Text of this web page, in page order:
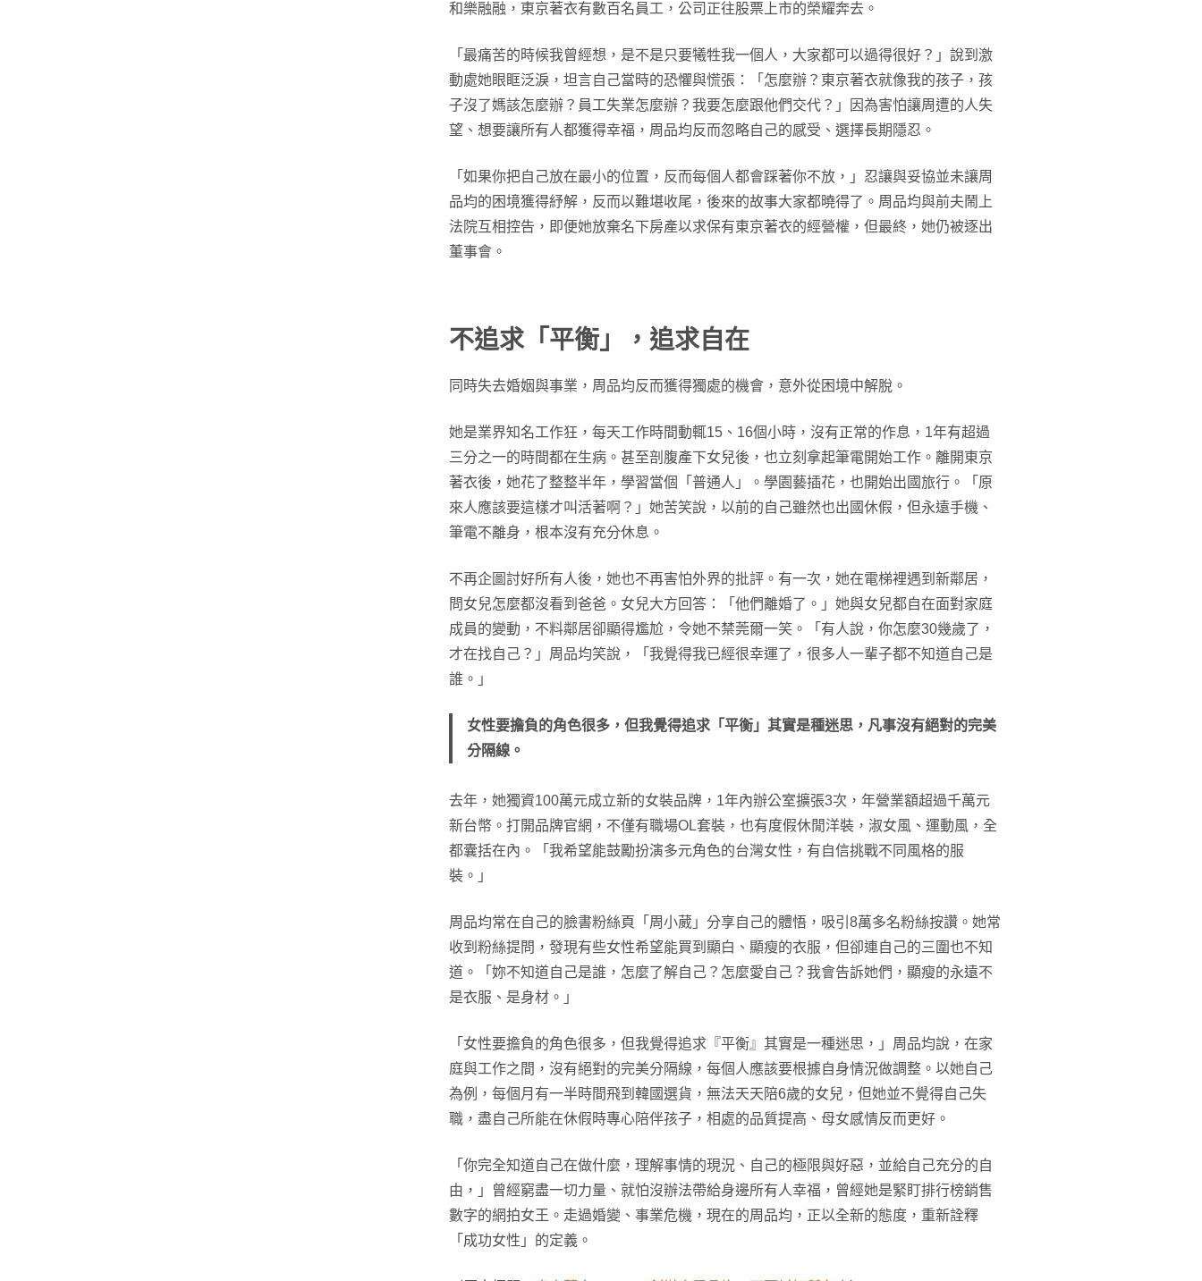
和樂融融，東京著衣有數百名員工，公司正往股票上市的榮耀奔去。
「最痛苦的時候我曾經想，是不是只要犧牲我一個人，大家都可以過得很好？」說到激
動處她眼眶泛淚，坦言自己當時的恐懼與慌張：「怎麼辦？東京著衣就像我的孩子，孩
子沒了媽該怎麼辦？員工失業怎麼辦？我要怎麼跟他們交代？」因為害怕讓周遭的人失
望、想要讓所有人都獲得幸福，周品均反而忽略自己的感受、選擇長期隱忍。
「如果你把自己放在最小的位置，反而每個人都會踩著你不放，」忍讓與妥協並未讓周
品均的困境獲得紓解，反而以難堪收尾，後來的故事大家都曉得了。周品均與前夫鬧上
法院互相控告，即便她放棄名下房產以求保有東京著衣的經營權，但最終，她仍被逐出
董事會。
不追求「平衡」，追求自在
同時失去婚姻與事業，周品均反而獲得獨處的機會，意外從困境中解脫。
她是業界知名工作狂，每天工作時間動輒15、16個小時，沒有正常的作息，1年有超過
三分之一的時間都在生病。甚至剖腹產下女兒後，也立刻拿起筆電開始工作。離開東京
著衣後，她花了整整半年，學習當個「普通人」。學園藝插花，也開始出國旅行。「原
來人應該要這樣才叫活著啊？」她苦笑說，以前的自己雖然也出國休假，但永遠手機、
筆電不離身，根本沒有充分休息。
不再企圖討好所有人後，她也不再害怕外界的批評。有一次，她在電梯裡遇到新鄰居，
問女兒怎麼都沒看到爸爸。女兒大方回答：「他們離婚了。」她與女兒都自在面對家庭
成員的變動，不料鄰居卻顯得尷尬，令她不禁莞爾一笑。「有人說，你怎麼30幾歲了，
才在找自己？」周品均笑說，「我覺得我已經很幸運了，很多人一輩子都不知道自己是
誰。」
女性要擔負的角色很多，但我覺得追求「平衡」其實是種迷思，凡事沒有絕對的完美
分隔線。
去年，她獨資100萬元成立新的女裝品牌，1年內辦公室擴張3次，年營業額超過千萬元
新台幣。打開品牌官網，不僅有職場OL套裝，也有度假休閒洋裝，淑女風、運動風，全
都囊括在內。「我希望能鼓勵扮演多元角色的台灣女性，有自信挑戰不同風格的服
裝。」
周品均常在自己的臉書粉絲頁「周小葳」分享自己的體悟，吸引8萬多名粉絲按讚。她常
收到粉絲提問，發現有些女性希望能買到顯白、顯瘦的衣服，但卻連自己的三圍也不知
道。「妳不知道自己是誰，怎麼了解自己？怎麼愛自己？我會告訴她們，顯瘦的永遠不
是衣服、是身材。」
「女性要擔負的角色很多，但我覺得追求『平衡』其實是一種迷思，」周品均說，在家
庭與工作之間，沒有絕對的完美分隔線，每個人應該要根據自身情況做調整。以她自己
為例，每個月有一半時間飛到韓國選貨，無法天天陪6歲的女兒，但她並不覺得自己失
職，盡自己所能在休假時專心陪伴孩子，相處的品質提高、母女感情反而更好。
「你完全知道自己在做什麼，理解事情的現況、自己的極限與好惡，並給自己充分的自
由，」曾經窮盡一切力量、就怕沒辦法帶給身邊所有人幸福，曾經她是緊盯排行榜銷售
數字的網拍女王。走過婚變、事業危機，現在的周品均，正以全新的態度，重新詮釋
「成功女性」的定義。